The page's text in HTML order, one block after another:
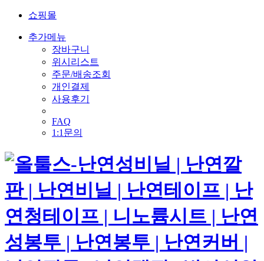
쇼핑몰
추가메뉴
장바구니
위시리스트
주문/배송조회
개인결제
사용후기
FAQ
1:1문의